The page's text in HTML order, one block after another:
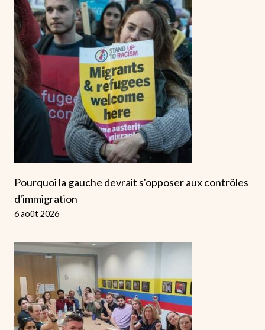
Pourquoi la gauche devrait s'opposer aux contrôles
d'immigration
6 août 2026